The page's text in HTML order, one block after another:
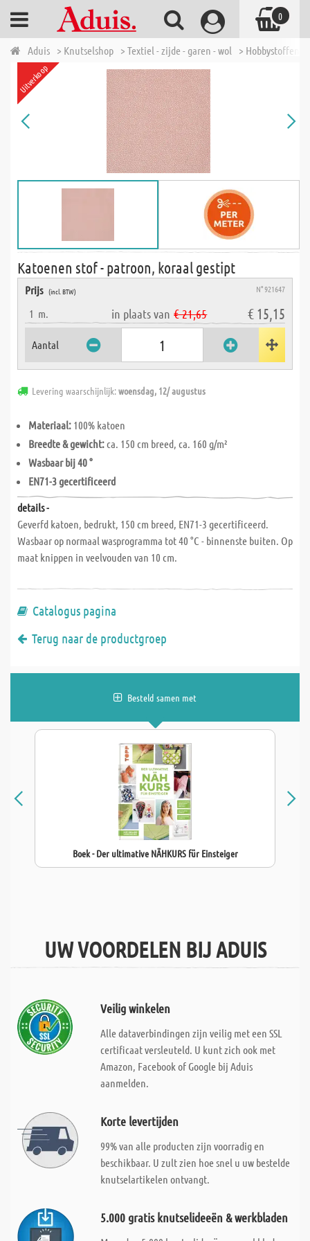
Aduis > Knutselshop > Textiel - zijde - garen - wol > Hobbystoffen
Uitverkoop
Katoenen stof - patroon, koraal gestipt
Prijs (incl. BTW) N° 921647
1 m. in plaats van € 21,65 € 15,15
Aantal
Levering waarschijnlijk:woensdag, 12/ augustus
Materiaal: 100% katoen
Breedte & gewicht:ca. 150 cm breed, ca. 160 g/m²
Wasbaar bij 40 °
EN71-3 gecertificeerd
details -
Geverfd katoen, bedrukt, 150 cm breed, EN71-3 gecertificeerd.
Wasbaar op normaal wasprogramma tot 40 °C - binnenste buiten. Op
maat knippen in veelvouden van 10 cm.
Catalogus pagina
Terug naar de productgroep
Besteld samen met
Boek - Der ultimative NÄHKURS für Einsteiger
UW VOORDELEN BIJ ADUIS
Veilig winkelen
Alle dataverbindingen zijn veilig met een SSL
certificaat versleuteld. U kunt zich ook met
Amazon, Facebook of Google bij Aduis
aanmelden.
Korte levertijden
99% van alle producten zijn voorradig en
beschikbaar. U zult zien hoe snel u uw bestelde
knutselartikelen ontvangt.
5.000 gratis knutselideeën & werkbladen
0